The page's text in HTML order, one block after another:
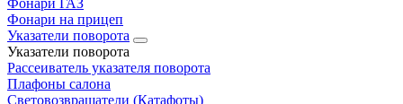
Фонари ГАЗ
Фонари на прицеп
Указатели поворота
Указатели поворота
Рассеиватель указателя поворота
Плафоны салона
Световозвращатели (Катафоты)